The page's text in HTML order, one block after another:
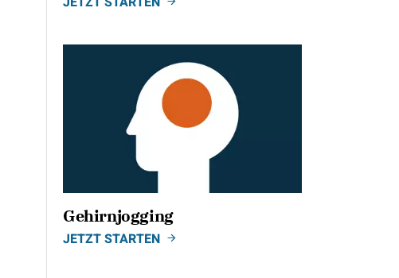
Gehirnjogging
JETZT STARTEN